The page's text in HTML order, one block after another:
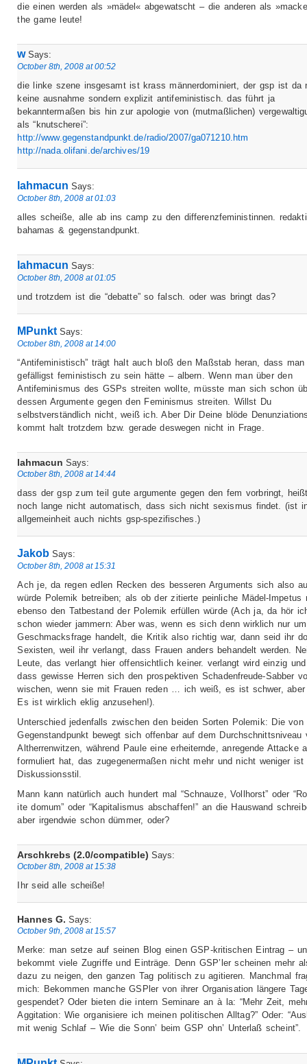
die einen werden als »mädel« abgewatscht – die anderen als
the game leute!
wSays:
October 8th, 2008 at 00:52
die linke szene insgesamt ist krass männerdominiert, der gsp ist da
keine ausnahme sondern explizit antifeministisch. das führt ja
bekanntermaßen bis hin zur apologie von (mutmaßlichen)
als “knutscherei”:
http://www.gegenstandpunkt.de/radio/2007/ga071210.htm
http://nada.olifani.de/archives/19
lahmacun Says:
October 8th, 2008 at 01:03
alles scheiße, alle ab ins camp zu den differenzfeministinnen.
bahamas & gegenstandpunkt.
lahmacun Says:
October 8th, 2008 at 01:05
und trotzdem ist die “debatte” so falsch. oder was bringt das?
MPunktSays:
October 8th, 2008 at 14:00
“Antifeministisch” trägt halt auch bloß den Maßstab heran, dass man
gefälligst feministisch zu sein hätte – albern. Wenn man über den
Antifeminismus des GSPs streiten wollte, müsste man sich schon
dessen Argumente gegen den Feminismus streiten. Willst Du
selbstverständlich nicht, weiß ich. Aber Dir Deine blöde
kommt halt trotzdem bzw. gerade deswegen nicht in Frage.
lahmacun Says:
October 8th, 2008 at 14:44
dass der gsp zum teil gute argumente gegen den fem vorbringt,
noch lange nicht automatisch, dass sich nicht sexismus findet. (ist
allgemeinheit auch nichts gsp-spezifisches.)
Jakob Says:
October 8th, 2008 at 15:31
Ach je, da regen edlen Recken des besseren Arguments sich also
würde Polemik betreiben; als ob der zitierte peinliche Mädel-Impetus
ebenso den Tatbestand der Polemik erfüllen würde (Ach ja, da hör
schon wieder jammern: Aber was, wenn es sich denn wirklich nur
Geschmacksfrage handelt, die Kritik also richtig war, dann seid ihr
Sexisten, weil ihr verlangt, dass Frauen anders behandelt werden.
Leute, das verlangt hier offensichtlich keiner. verlangt wird einzig
dass gewisse Herren sich den prospektiven Schadenfreude-Sabber
wischen, wenn sie mit Frauen reden … ich weiß, es ist schwer, aber
Es ist wirklich eklig anzusehen!).
Unterschied jedenfalls zwischen den beiden Sorten Polemik: Die von
Gegenstandpunkt bewegt sich offenbar auf dem Durchschnittsniveau
Altherrenwitzen, während Paule eine erheiternde, anregende Attacke
formuliert hat, das zugegenermaßen nicht mehr und nicht weniger
Diskussionsstil.
Mann kann natürlich auch hundert mal “Schnauze, Vollhorst” oder
ite domum” oder “Kapitalismus abschaffen!” an die Hauswand
aber irgendwie schon dümmer, oder?
Arschkrebs (2.0/compatible) Says:
October 8th, 2008 at 15:38
Ihr seid alle scheiße!
Hannes G. Says:
October 9th, 2008 at 15:57
Merke: man setze auf seinen Blog einen GSP-kritischen Eintrag –
bekommt viele Zugriffe und Einträge. Denn GSP’ler scheinen mehr
dazu zu neigen, den ganzen Tag politisch zu agitieren. Manchmal
mich: Bekommen manche GSPler von ihrer Organisation längere
gespendet? Oder bieten die intern Seminare an à la: “Mehr Zeit,
Aggitation: Wie organisiere ich meinen politischen Alltag?” Oder:
mit wenig Schlaf – Wie die Sonn’ beim GSP ohn’ Unterlaß scheint”.